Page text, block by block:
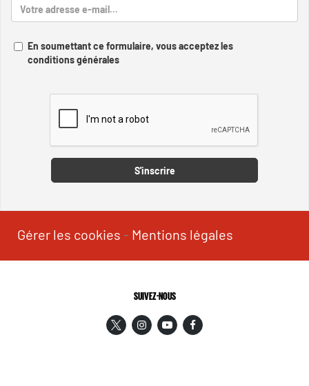
En soumettant ce formulaire, vous acceptez les
conditions générales
S'inscrire
Gérer les cookies - Mentions légales
SUIVEZ-NOUS